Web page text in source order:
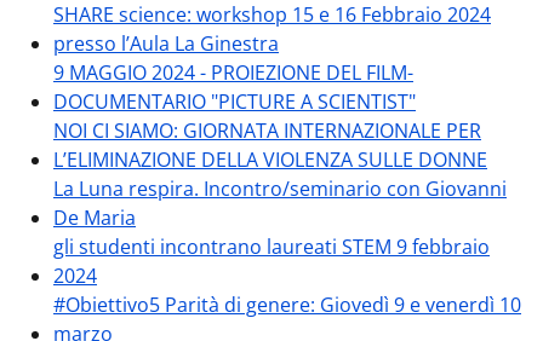
SHARE science: workshop 15 e 16 Febbraio 2024
presso l’Aula La Ginestra
9 MAGGIO 2024 - PROIEZIONE DEL FILM-
DOCUMENTARIO "PICTURE A SCIENTIST"
NOI CI SIAMO: GIORNATA INTERNAZIONALE PER
L’ELIMINAZIONE DELLA VIOLENZA SULLE DONNE
La Luna respira. Incontro/seminario con Giovanni
De Maria
gli studenti incontrano laureati STEM 9 febbraio
2024
#Obiettivo5 Parità di genere: Giovedì 9 e venerdì 10
marzo